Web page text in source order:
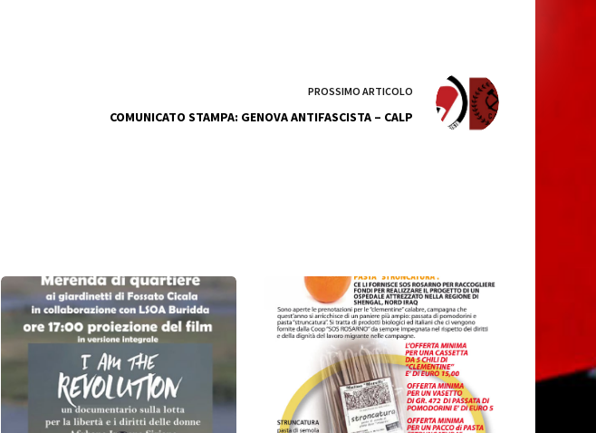
PROSSIMO ARTICOLO
COMUNICATO STAMPA: GENOVA ANTIFASCISTA – CALP